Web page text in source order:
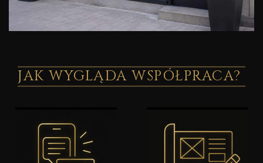
JAK WYGLĄDA WSPÓŁPRACA?